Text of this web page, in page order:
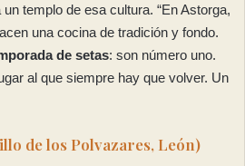
templo de esa cultura. “En Astorga,
una cocina de tradición y fondo.
de setas: son número uno.
al que siempre hay que volver. Un
de los Polvazares, León)